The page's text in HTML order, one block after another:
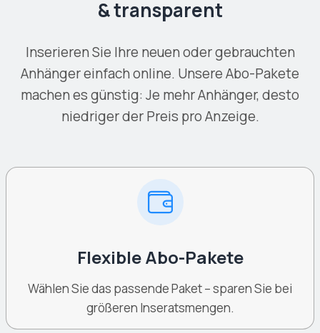
& transparent
Inserieren Sie Ihre neuen oder gebrauchten
Anhänger einfach online. Unsere Abo-Pakete
machen es günstig: Je mehr Anhänger, desto
niedriger der Preis pro Anzeige.
Flexible Abo-Pakete
Wählen Sie das passende Paket – sparen Sie bei
größeren Inseratsmengen.